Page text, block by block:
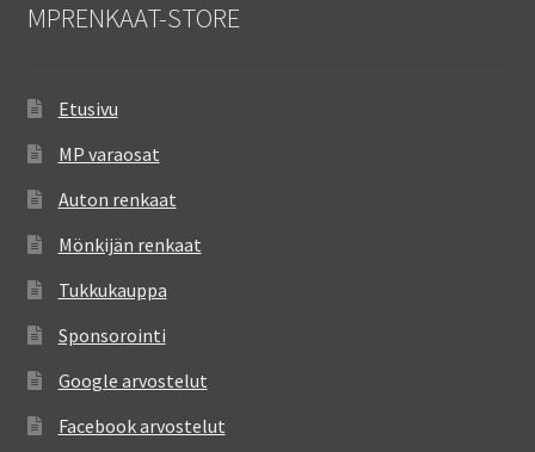
MPRENKAAT-STORE
Etusivu
MP varaosat
Auton renkaat
Mönkijän renkaat
Tukkukauppa
Sponsorointi
Google arvostelut
Facebook arvostelut